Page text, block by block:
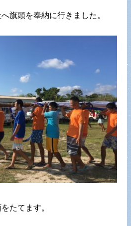
旗頭を奉納に行きました。
たてます。